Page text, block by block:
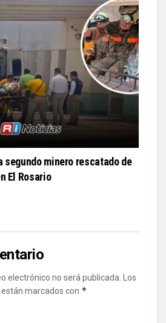
segundo minero rescatado de
El Rosario
electrónico no será publicada. Los
marcados con *